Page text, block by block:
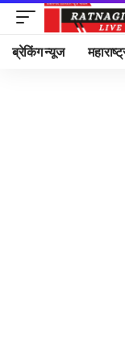
ब्रेकिंग न्यूज